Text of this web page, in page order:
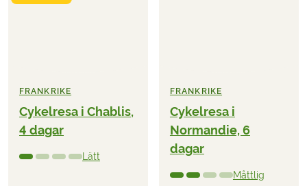
FRANKRIKE
Cykelresa i Chablis,
4 dagar
Lätt
FRANKRIKE
Cykelresa i
Normandie, 6
dagar
Måttlig